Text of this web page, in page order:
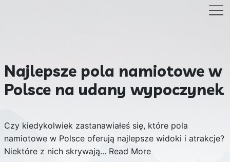
Najlepsze pola namiotowe w
Polsce na udany wypoczynek
Czy kiedykolwiek zastanawiałeś się, które pola
namiotowe w Polsce oferują najlepsze widoki i atrakcje?
Niektóre z nich skrywają... Read More